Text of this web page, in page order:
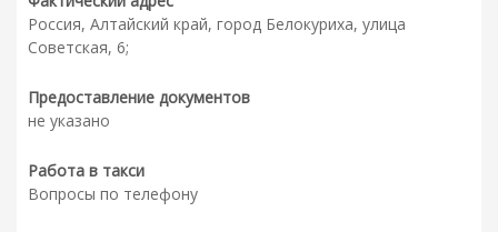
Россия, Алтайский край, город Белокуриха, улица
Советская, 6;
Предоставление документов
не указано
Работа в такси
Вопросы по телефону